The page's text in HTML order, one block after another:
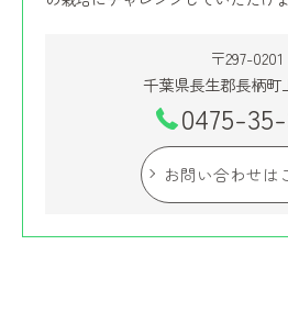
〒297-0201
千葉県長生郡長柄町
0475-
お問い合わせは